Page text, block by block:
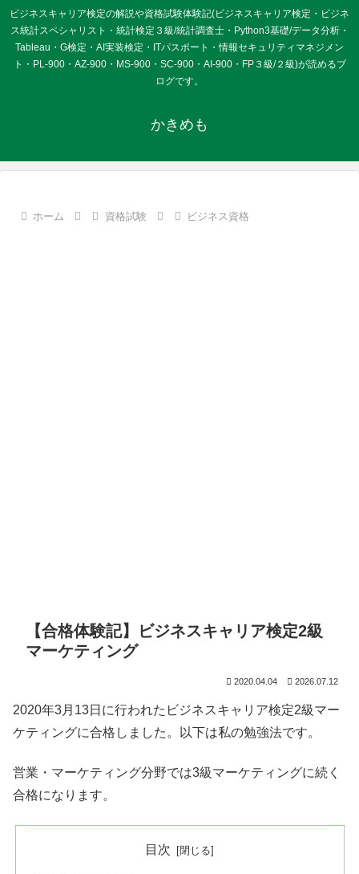
ビジネスキャリア検定の解説や資格試験体験記(ビジネスキャリア検定・ビジネ
ス統計スペシャリスト・統計検定３級/統計調査士・Python3基礎/データ分析・
Tableau・G検定・AI実装検定・ITパスポート・情報セキュリティマネジメン
ト・PL-900・AZ-900・MS-900・SC-900・AI-900・FP３級/２級)が読めるブ
ログです。
かきめも
ホーム 資格試験 ビジネス資格
【合格体験記】ビジネスキャリア検定2級
マーケティング
2020.04.04 2026.07.12
2020年3月13日に行われたビジネスキャリア検定2級マー
ケティングに合格しました。以下は私の勉強法です。
営業・マーケティング分野では3級マーケティングに続く
合格になります。
目次